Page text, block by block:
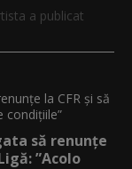
a publicat
să renunțe
”Acolo